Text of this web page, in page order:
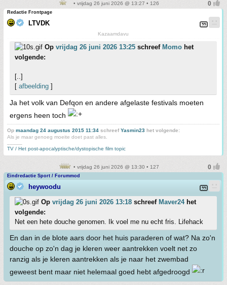
• vrijdag 26 juni 2026 @ 13:27 • 126
Redactie Frontpage
LTVDK
Kazaamdavu
Op vrijdag 26 juni 2026 13:25 schreef Momo het
volgende:
[..]
[ afbeelding ]
Ja het volk van Defqon en andere afgelaste festivals moeten
ergens heen toch
Op maandag 24 augustus 2015 11:34 schreefYasmin23 het volgende:
Als je maar genoeg moeite doet past alles.
TV / Het post-apocalyptische/dystopische film topic
• vrijdag 26 juni 2026 @ 13:30 • 127
Eindredactie Sport / Forummod
heywoodu
Op vrijdag 26 juni 2026 13:18 schreef Maver24het
volgende:
Net een hete douche genomen. Ik voel me nu echt fris. Lifehack
En dan in de blote aars door het huis paraderen of wat? Na zo'n
douche op zo'n dag je kleren weer aantrekken voelt net zo
ranzig als je kleren aantrekken als je naar het zwembad
geweest bent maar niet helemaal goed hebt afgedroogd